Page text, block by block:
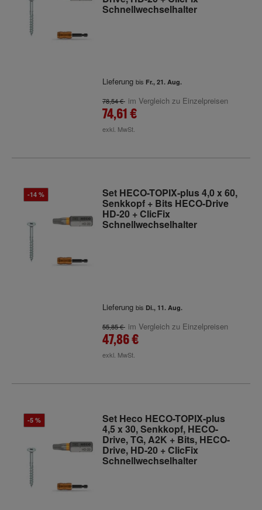
Schnellwechselhalter
Lieferung bis Fr., 21. Aug.
78,54 € im Vergleich zu Einzelpreisen
74,61 €
exkl. MwSt.
-14 % Set HECO-TOPIX-plus 4,0 x 60,
Senkkopf + Bits HECO-Drive
HD-20 + ClicFix
Schnellwechselhalter
Lieferung bis Di., 11. Aug.
55,85 € im Vergleich zu Einzelpreisen
47,86 €
exkl. MwSt.
-5 % Set Heco HECO-TOPIX-plus
4,5 x 30, Senkkopf, HECO-
Drive, TG, A2K + Bits, HECO-
Drive, HD-20 + ClicFix
Schnellwechselhalter